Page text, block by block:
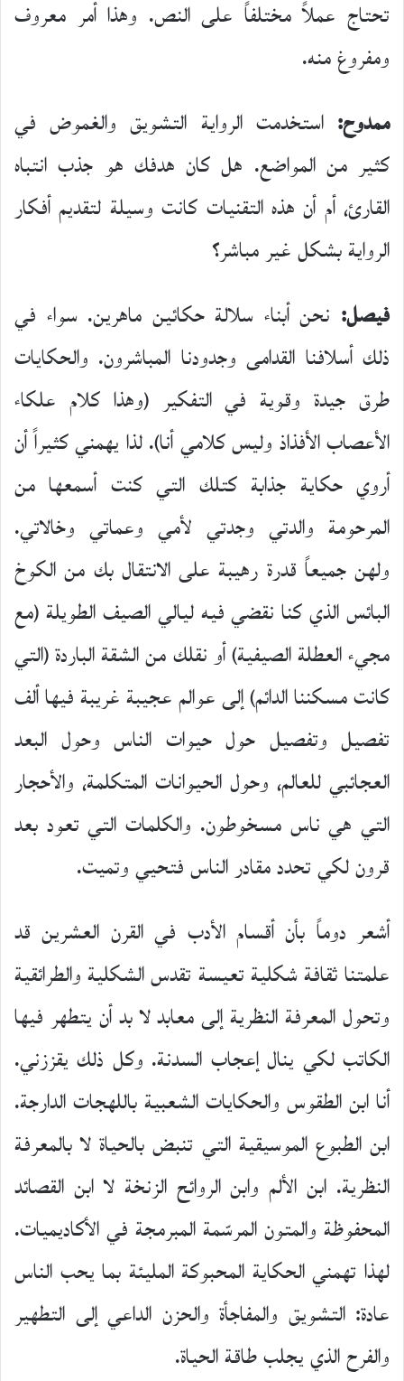
تحتاج عملاً مختلفاً على النص. وهذا أمر معروف
ومفروغ منه.
ممدوح: استخدمت الرواية التشويق والغموض في
كثير من المواضع. هل كان هدفك هو جذب انتباه
القارئ، أم أن هذه التقنيات كانت وسيلة لتقديم أفكار
الرواية بشكل غير مباشر؟
فيصل: نحن أبناء سلالة حكائين ماهرين. سواء في
ذلك أسلافنا القدامى وجدودنا المباشرون. والحكايات
طرق جيدة وقوية في التفكير (وهذا كلام علكاء
الأعصاب الأفذاذ وليس كلامي أنا). لذا يهمني كثيراً أن
أروي حكاية جذابة كتلك التي كنت أسمعها من
المرحومة والدتي وجدتي لأمي وعماتي وخالاتي.
ولهن جميعاً قدرة رهيبة على الانتقال بك من الكوخ
البائس الذي كنا نقضي فيه ليالي الصيف الطويلة (مع
مجيء العطلة الصيفية) أو نقلك من الشقة الباردة (التي
كانت مسكننا الدائم) إلى عوالم عجيبة غريبة فيها ألف
تفصيل وتفصيل حول حيوات الناس وحول البعد
العجائبي للعالم، وحول الحيوانات المتكلمة، والأحجار
التي هي ناس مسخوطون. والكلمات التي تعود بعد
قرون لكي تحدد مقادر الناس فتحيي وتميت.
أشعر دوماً بأن أقسام الأدب في القرن العشرين قد
علمتنا ثقافة شكلية تعيسة تقدس الشكلية والطرائقية
وتحول المعرفة النظرية إلى معابد لا بد أن يتطهر فيها
الكاتب لكي ينال إعجاب السدنة. وكل ذلك يقززني.
أنا ابن الطقوس والحكايات الشعبية باللهجات الدارجة.
ابن الطبوع الموسيقية التي تنبض بالحياة لا بالمعرفة
النظرية. ابن الألم وابن الروائح الزنخة لا ابن القصائد
المحفوظة والمتون المرسّمة المبرمجة في الأكاديميات.
لهذا تهمني الحكاية المحبوكة المليئة بما يحب الناس
عادة: التشويق والمفاجأة والحزن الداعي إلى التطهير
والفرح الذي يجلب طاقة الحياة.